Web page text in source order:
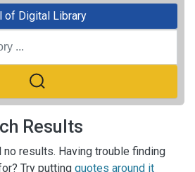
of Digital Library
Results
no results. Having trouble finding
Try putting quotes around it